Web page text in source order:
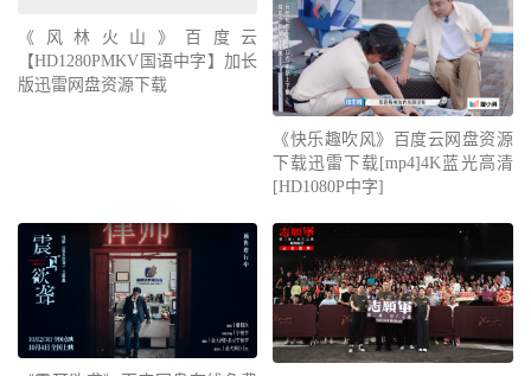
《风林火山》百度云
【HD1280PMKV国语中字】加长
版迅雷网盘资源下载
《快乐趣吹风》百度云网盘资源
下载迅雷下载[mp4]4K蓝光高清
[HD1080P中字]